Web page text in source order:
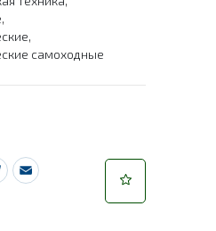
,
,
самоходные
Email